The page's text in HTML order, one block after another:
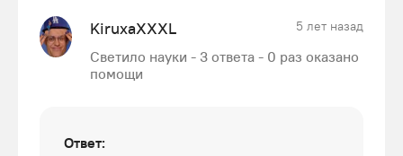
KiruxaXXXL 5 лет назад
Светило науки - 3 ответа - 0 раз оказано
помощи
Ответ: